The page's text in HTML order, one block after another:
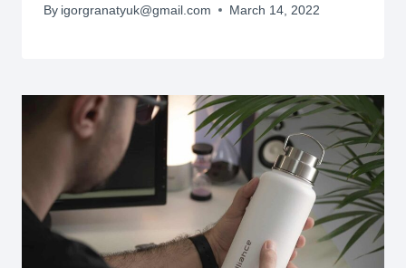
By igorgranatyuk@gmail.com March 14, 2022